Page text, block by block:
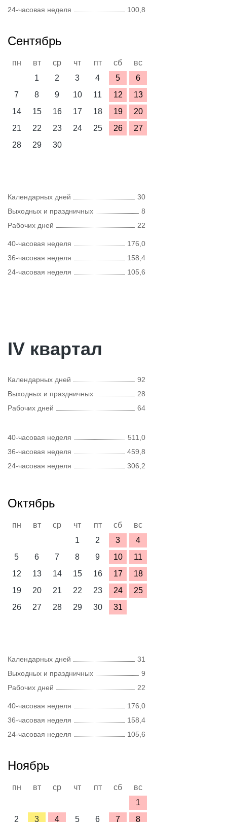
24-часовая неделя
100,8
Сентябрь
пн вт ср чт пт сб
вс
1
2 3 4 5
6
7
8 9 10 11 12
13
14
15 16 17 18 19
20
21
22 23 24 25 26
27
28
29 30
Календарных дней
30
Выходных и праздничных
8
Рабочих дней
22
40-часовая неделя
176,0
36-часовая неделя
158,4
24-часовая неделя
105,6
IV квартал
Календарных дней
92
Выходных и праздничных
28
Рабочих дней
64
40-часовая неделя
511,0
36-часовая неделя
459,8
24-часовая неделя
306,2
Октябрь
пн вт ср чт пт сб
вс
1
2 3
4
5
6 7 8 9 10
11
12
13 14 15 16 17
18
19
20 21 22 23 24
25
26
27 28 29 30 31
Календарных дней
31
Выходных и праздничных
9
Рабочих дней
22
40-часовая неделя
176,0
36-часовая неделя
158,4
24-часовая неделя
105,6
Ноябрь
пн вт ср чт пт сб
вс
1
2
3 4 5 6 7 8